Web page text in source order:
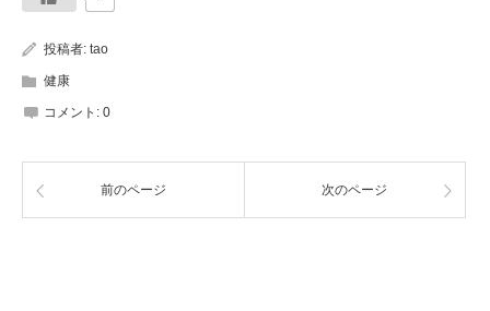
投稿者: tao
健康
コメント: 0
前のページ 次のページ